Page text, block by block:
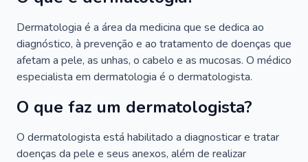
Dermatologia é a área da medicina que se dedica ao
diagnóstico, à prevenção e ao tratamento de doenças que
afetam a pele, as unhas, o cabelo e as mucosas. O médico
especialista em dermatologia é o dermatologista.
O que faz um dermatologista?
O dermatologista está habilitado a diagnosticar e tratar
doenças da pele e seus anexos, além de realizar